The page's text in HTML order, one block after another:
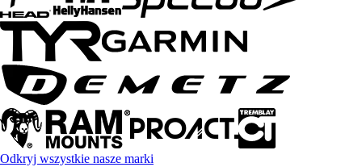
Odkryj wszystkie nasze marki